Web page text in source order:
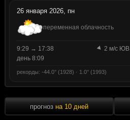
26 января 2026, пн
переменная облачность
9:29 → 17:38
2 м/с ЮВ
день 8:09
рекорды: -44.0° (1928) · 1.0° (1993)
прогноз на 10 дней